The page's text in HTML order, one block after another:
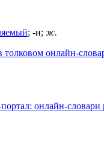
; -и; ж.
толковом онлайн-
онлайн-словари